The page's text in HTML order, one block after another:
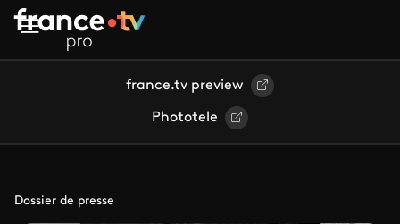
Aller au contenu principal
france.tv preview
Phototele
Dossier de presse